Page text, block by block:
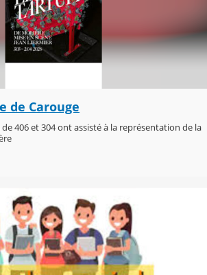
de Carouge
de 406 et 304 ont assisté à la représentation de la